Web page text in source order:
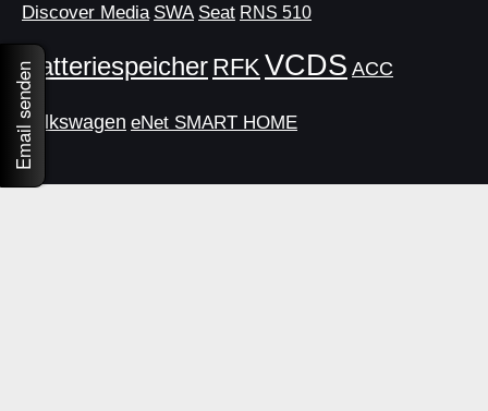
Discover Media SWA Seat RNS 510
Batteriespeicher RFK VCDS ACC
Volkswagen eNet SMART HOME
Email senden